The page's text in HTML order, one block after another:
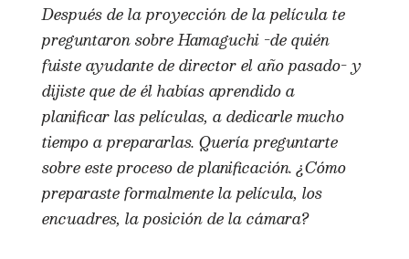
Después de la proyección de la película te
preguntaron sobre Hamaguchi -de quién
fuiste ayudante de director el año pasado- y
dijiste que de él habías aprendido a
planificar las películas, a dedicarle mucho
tiempo a prepararlas. Quería preguntarte
sobre este proceso de planificación. ¿Cómo
preparaste formalmente la película, los
encuadres, la posición de la cámara?